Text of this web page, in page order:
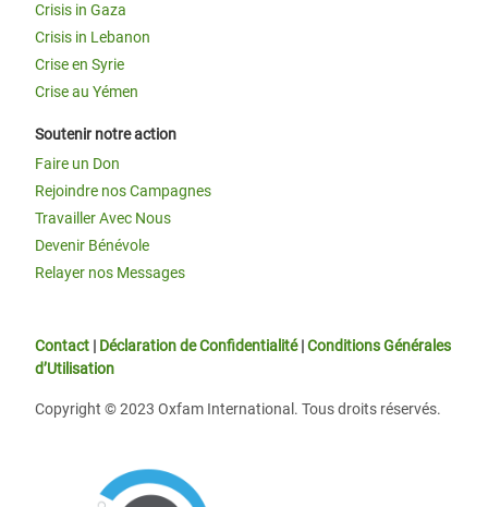
Crisis in Gaza
Crisis in Lebanon
Crise en Syrie
Crise au Yémen
Soutenir notre action
Faire un Don
Rejoindre nos Campagnes
Travailler Avec Nous
Devenir Bénévole
Relayer nos Messages
Contact | Déclaration de Confidentialité|Conditions Générales
d’Utilisation
Copyright © 2023 Oxfam International. Tous droits réservés.